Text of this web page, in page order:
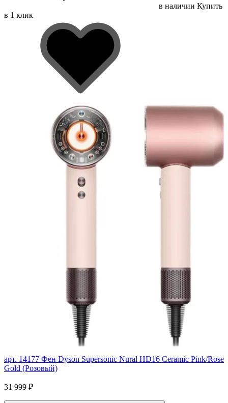
в наличии Купить
в 1 клик
арт. 14177 Фен Dyson Supersonic Nural HD16 Ceramic Pink/Rose
Gold (Розовый)
31 999 ₽